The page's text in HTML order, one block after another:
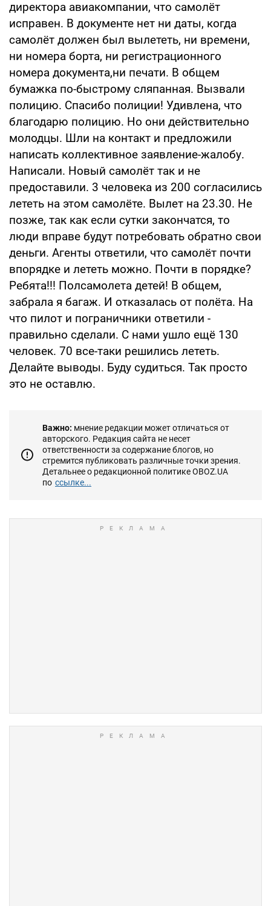
директора авиакомпании, что самолёт
исправен. В документе нет ни даты, когда
самолёт должен был вылететь, ни времени,
ни номера борта, ни регистрационного
номера документа,ни печати. В общем
бумажка по-быстрому сляпанная. Вызвали
полицию. Спасибо полиции! Удивлена, что
благодарю полицию. Но они действительно
молодцы. Шли на контакт и предложили
написать коллективное заявление-жалобу.
Написали. Новый самолёт так и не
предоставили. 3 человека из 200 согласились
лететь на этом самолёте. Вылет на 23.30. Не
позже, так как если сутки закончатся, то
люди вправе будут потребовать обратно свои
деньги. Агенты ответили, что самолёт почти
впорядке и лететь можно. Почти в порядке?
Ребята!!! Полсамолета детей! В общем,
забрала я багаж. И отказалась от полёта. На
что пилот и пограничники ответили -
правильно сделали. С нами ушло ещё 130
человек. 70 все-таки решились лететь.
Делайте выводы. Буду судиться. Так просто
это не оставлю.
Важно: мнение редакции может отличаться от
авторского. Редакция сайта не несет
ответственности за содержание блогов, но
стремится публиковать различные точки зрения.
Детальнее о редакционной политике OBOZ.UA
по ссылке...